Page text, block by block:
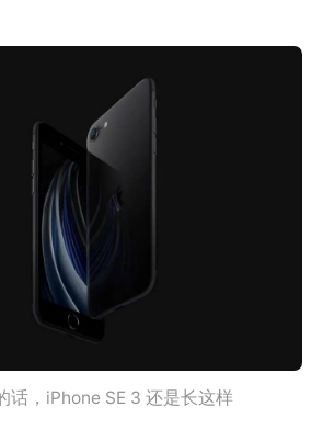
话，iPhone SE 3 还是长这样